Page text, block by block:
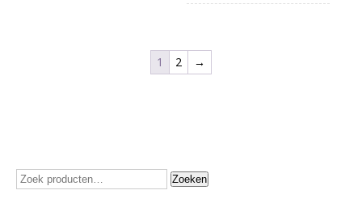
1 2 →
Zoeken
naar:
Zoeken